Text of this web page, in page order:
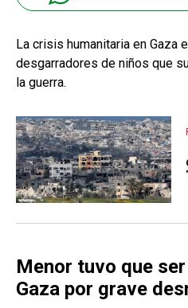
La crisis humanitaria en Gaza
desgarradores de niños que
la guerra.
Menor tuvo que
Gaza por grave